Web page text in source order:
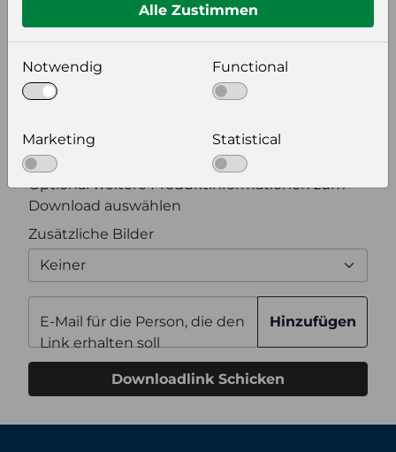
Bildeinstellungen
Bildauflösung
Zusätzliche Produktinformationen
Optional weitere Produktinformationen zum
Download auswählen
Zusätzliche Bilder
Keiner
E-Mail für die Person, die den
Link erhalten soll
Hinzufügen
Downloadlink Schicken
Alle Zustimmen
Notwendig Functional
Marketing Statistical